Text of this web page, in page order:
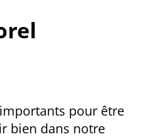
pour être
bien dans notre